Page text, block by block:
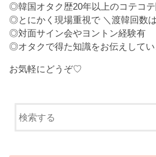
◎韓国オタク歴20年以上のコテコテ
◎とにかく現場重視で ＼渡韓回数
◎対面サイン会やヨントン経験有
◎オタクで得た知識をお伝えしてい
お気軽にどうぞ♡